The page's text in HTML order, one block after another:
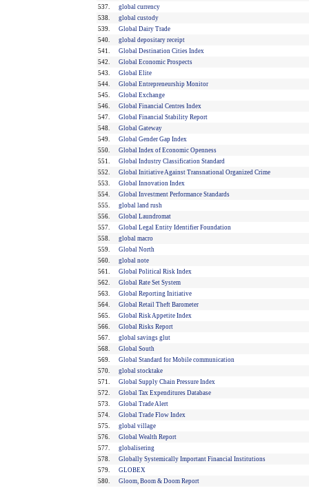
537.
global currency
538.
global custody
539.
Global Dairy Trade
540.
global depositary receipt
541.
Global Destination Cities Index
542.
Global Economic Prospects
543.
Global Elite
544.
Global Entrepreneurship Monitor
545.
Global Exchange
546.
Global Financial Centres Index
547.
Global Financial Stability Report
548.
Global Gateway
549.
Global Gender Gap Index
550.
Global Index of Economic Openness
551.
Global Industry Classification Standard
552.
Global Initiative Against Transnational Organized Crime
553.
Global Innovation Index
554.
Global Investment Performance Standards
555.
global land rush
556.
Global Laundromat
557.
Global Legal Entity Identifier Foundation
558.
global macro
559.
Global North
560.
global note
561.
Global Political Risk Index
562.
Global Rate Set System
563.
Global Reporting Initiative
564.
Global Retail Theft Barometer
565.
Global Risk Appetite Index
566.
Global Risks Report
567.
global savings glut
568.
Global South
569.
Global Standard for Mobile communication
570.
global stocktake
571.
Global Supply Chain Pressure Index
572.
Global Tax Expenditures Database
573.
Global Trade Alert
574.
Global Trade Flow Index
575.
global village
576.
Global Wealth Report
577.
globalisering
578.
Globally Systemically Important Financial Institutions
579.
GLOBEX
580.
Gloom, Boom & Doom Report